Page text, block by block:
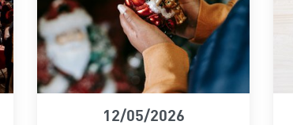
12/05/2026